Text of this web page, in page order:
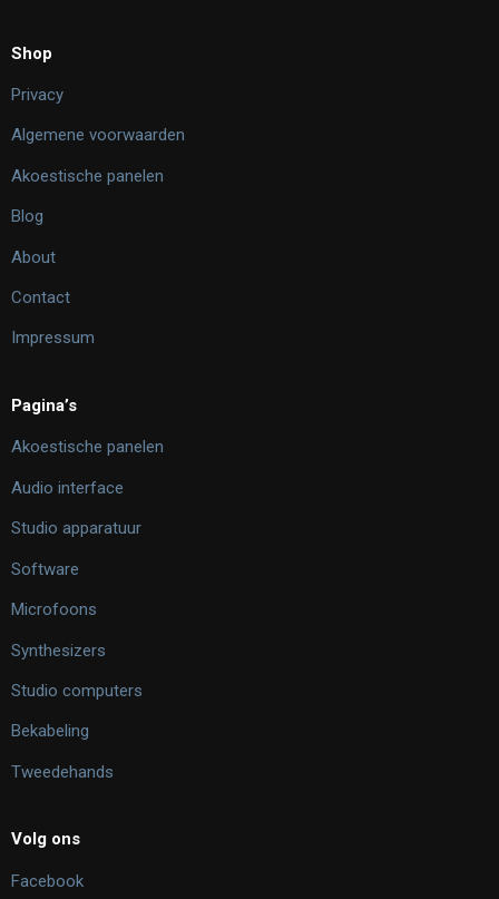
Shop
Privacy
Algemene voorwaarden
Akoestische panelen
Blog
About
Contact
Impressum
Pagina’s
Akoestische panelen
Audio interface
Studio apparatuur
Software
Microfoons
Synthesizers
Studio computers
Bekabeling
Tweedehands
Volg ons
Facebook